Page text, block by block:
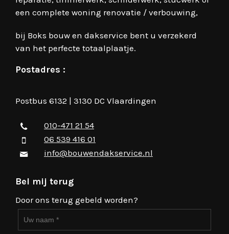
een complete woning renovatie / verbouwing,
bij Boks bouw en dakservice bent u verzekerd
van het perfecte totaalplaatje.
Postadres :
Postbus 6132 | 3130 DC Vlaardingen
010-471 21 54
06 539 416 01
info@bouwendakservice.nl
Bel mij terug
Door ons terug gebeld worden?